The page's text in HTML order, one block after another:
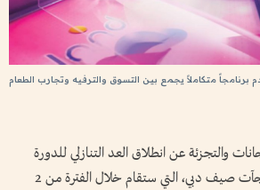
والتجزئة عن انطلاق العد التنازلي للدورة
التاسعة والعشرين من مفاجآت صيف دبي، التي ستقام خلال الفترة من 2